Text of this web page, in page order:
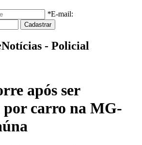
*E-mail:
Notícias - Policial
após ser
por carro na MG-